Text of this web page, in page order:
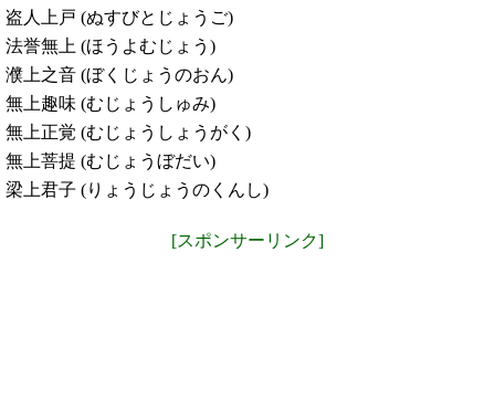
盗人上戸 (ぬすびとじょうご)
法誉無上 (ほうよむじょう)
濮上之音 (ぼくじょうのおん)
無上趣味 (むじょうしゅみ)
無上正覚 (むじょうしょうがく)
無上菩提 (むじょうぼだい)
梁上君子 (りょうじょうのくんし)
[スポンサーリンク]